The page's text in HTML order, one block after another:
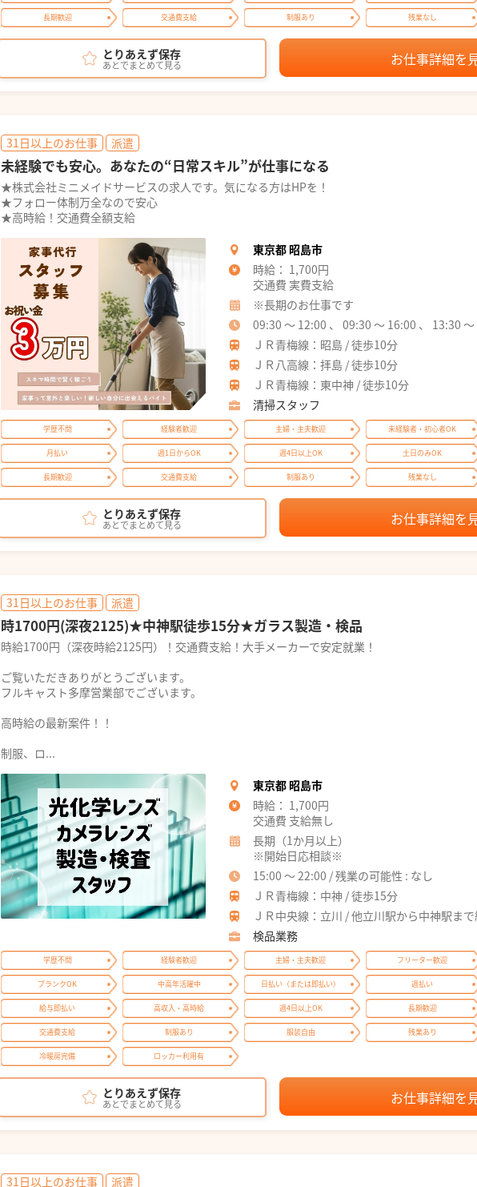
長期歓迎 交通費支給 制服あり 残業なし
とりあえず保存
あとでまとめて見る お仕事詳細を
31日以上のお仕事 派遣
未経験でも安心。あなたの“日常スキル”が仕事になる
★株式会社ミニメイドサービスの求人です。気になる方はHPを！
★フォロー体制万全なので安心
★高時給！交通費全額支給
東京都 昭島市
時給： 1,700円
交通費 実費支給
※長期のお仕事です
09:30 ～ 12:00 、 09:30 ～ 16:00 、 13:30
ＪＲ青梅線：昭島 / 徒歩10分
ＪＲ八高線：拝島 / 徒歩10分
ＪＲ青梅線：東中神 / 徒歩10分
清掃スタッフ
学歴不問 経験者歓迎 主婦・主夫歓迎 未経験者・初心者OK
月払い 週1日からOK 週4日以上OK 土日のみOK
長期歓迎 交通費支給 制服あり 残業なし
とりあえず保存
あとでまとめて見る お仕事詳細を
31日以上のお仕事 派遣
時1700円(深夜2125)★中神駅徒歩15分★ガラス製造・検品
時給1700円（深夜時給2125円）！交通費支給！大手メーカーで安定就業！
ご覧いただきありがとうございます。
フルキャスト多摩営業部でございます。
高時給の最新案件！！
制服、ロ...
東京都 昭島市
時給： 1,700円
交通費 支給無し
長期（1か月以上）
※開始日応相談※
15:00 ～ 22:00 / 残業の可能性 : なし
ＪＲ青梅線：中神 / 徒歩15分
ＪＲ中央線：立川 / 他立川駅から中神駅ま
検品業務
学歴不問 経験者歓迎 主婦・主夫歓迎 フリーター歓迎
ブランクOK 中高年活躍中 日払い（または即払い） 週払い
給与即払い 高収入・高時給 週4日以上OK 長期歓迎
交通費支給 制服あり 服装自由 残業あり
冷暖房完備 ロッカー利用有
とりあえず保存
あとでまとめて見る お仕事詳細を
31日以上のお仕事 派遣